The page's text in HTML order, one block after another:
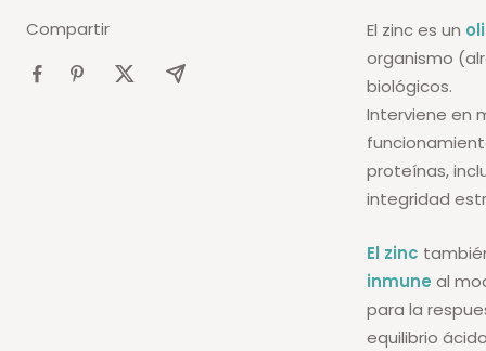
Compartir El zinc es un
organismo
biológicos.
Interviene en
proteínas,
integridad
El zinc
inmune al
para la
equilibrio